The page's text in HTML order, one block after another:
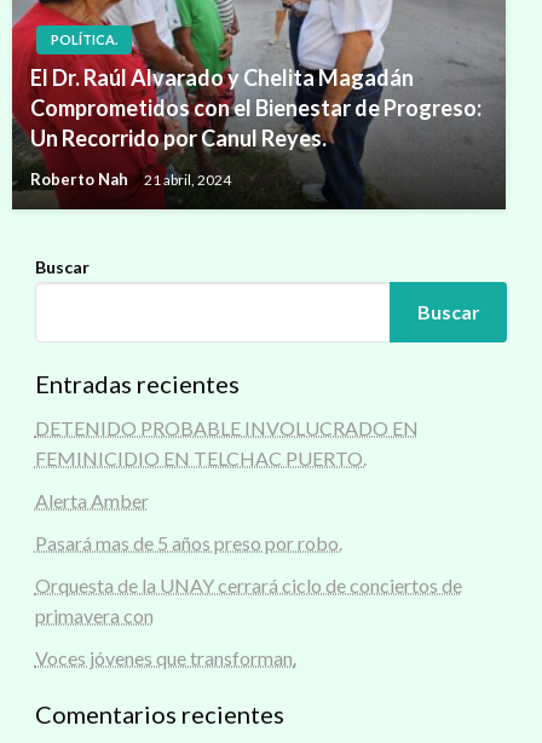
POLÍTICA.
El Dr. Raúl Alvarado y Chelita Magadán
Comprometidos con el Bienestar de Progreso:
Un Recorrido por Canul Reyes.
Roberto Nah 21 abril, 2024
Buscar
Buscar
Entradas recientes
DETENIDO PROBABLE INVOLUCRADO EN
FEMINICIDIO EN TELCHAC PUERTO.
Alerta Amber
Pasará mas de 5 años preso por robo.
Orquesta de la UNAY cerrará ciclo de conciertos de
primavera con
Voces jóvenes que transforman.
Comentarios recientes